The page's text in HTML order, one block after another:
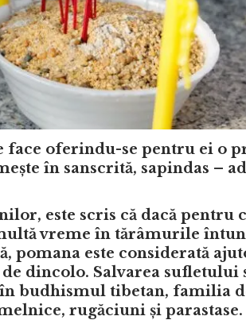
face oferindu-se pentru ei o
în sanscrită, sapindas –
este scris că dacă pentru
vreme în tărâmurile
pomana este considerată
dincolo. Salvarea sufletului
budhismul tibetan, familia
rugăciuni și parastase.